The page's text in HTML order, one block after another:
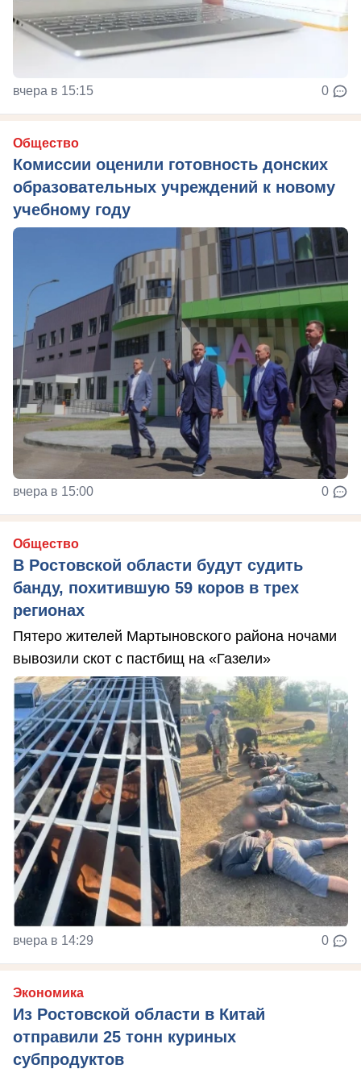
вчера в 15:15 0
Общество
Комиссии оценили готовность донских
образовательных учреждений к новому
учебному году
вчера в 15:00 0
Общество
В Ростовской области будут судить
банду, похитившую 59 коров в трех
регионах
Пятеро жителей Мартыновского района ночами
вывозили скот с пастбищ на «Газели»
вчера в 14:29 0
Экономика
Из Ростовской области в Китай
отправили 25 тонн куриных
субпродуктов